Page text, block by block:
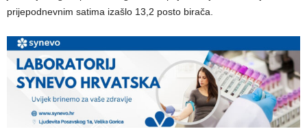
prijepodnevnim satima izašlo 13,2 posto birača.